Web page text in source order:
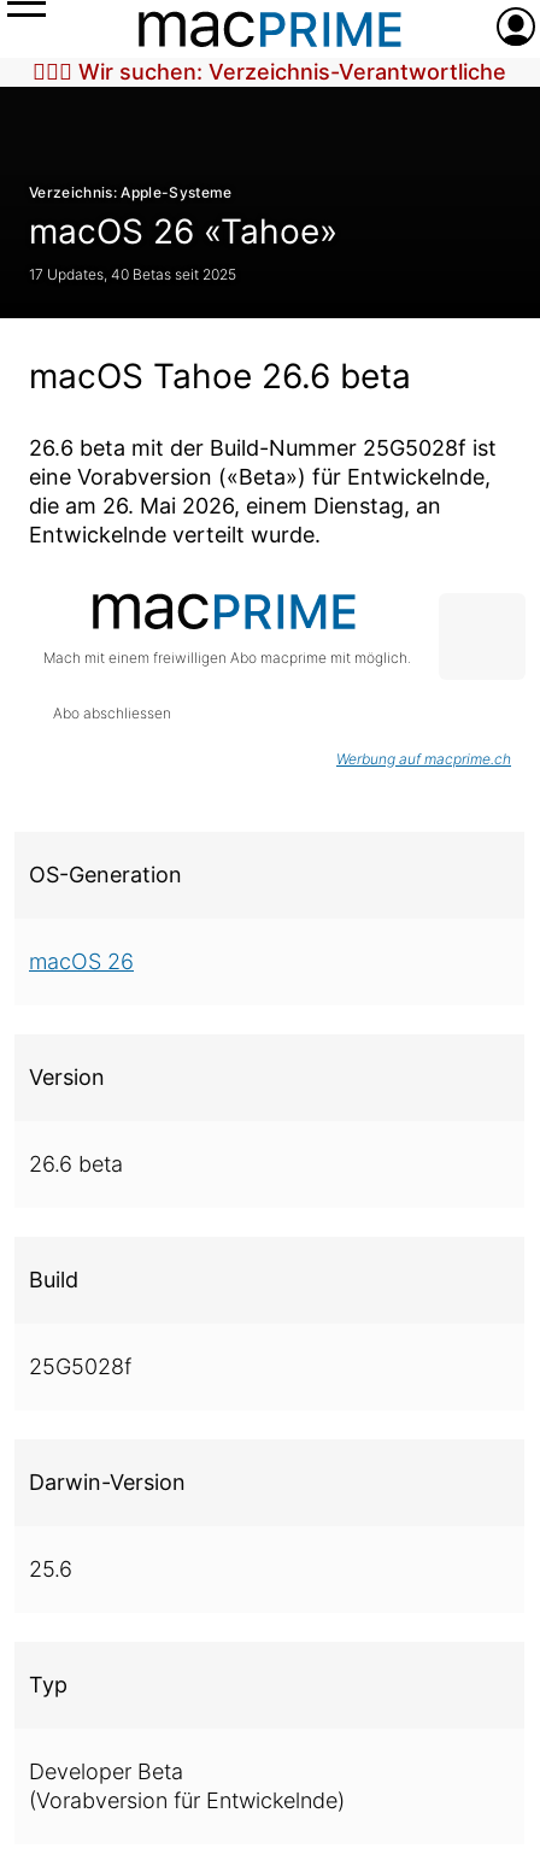
Menü
🕵🏼‍♀️ Wir suchen: Verzeichnis-Verantwortliche
Verzeichnis: Apple-Systeme
macOS 26 «Tahoe»
17 Updates, 40 Betas seit 2025
macOS Tahoe 26.6 beta
26.6 beta mit der Build-Nummer 25G5028f ist
eine Vorabversion («Beta») für Entwickelnde,
die am 26. Mai 2026, einem Dienstag, an
Entwickelnde verteilt wurde.
Mach mit einem freiwilligen Abo macprime mit möglich.
Abo abschliessen
Werbung auf macprime.ch
OS-Generation
macOS 26
Version
26.6 beta
Build
25G5028f
Darwin-Version
25.6
Typ
Developer Beta
(Vorabversion für Entwickelnde)